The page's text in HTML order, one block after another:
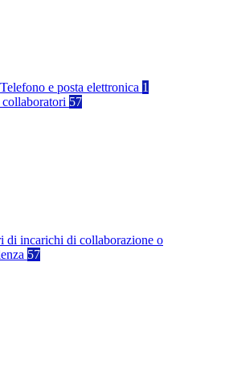
Telefono e posta elettronica 1
57
di incarichi di collaborazione o
57